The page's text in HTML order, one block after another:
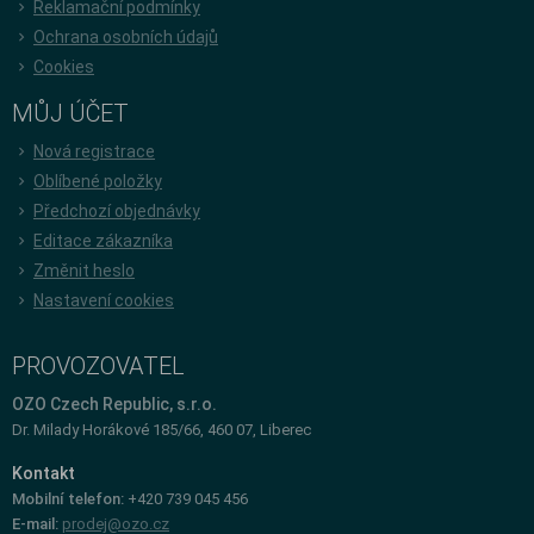
Reklamační podmínky
Ochrana osobních údajů
Cookies
MŮJ ÚČET
Nová registrace
Oblíbené položky
Předchozí objednávky
Editace zákazníka
Změnit heslo
Nastavení cookies
PROVOZOVATEL
OZO Czech Republic, s.r.o.
Dr. Milady Horákové 185/66, 460 07, Liberec
Kontakt
Mobilní telefon: +420 739 045 456
E-mail: prodej@ozo.cz